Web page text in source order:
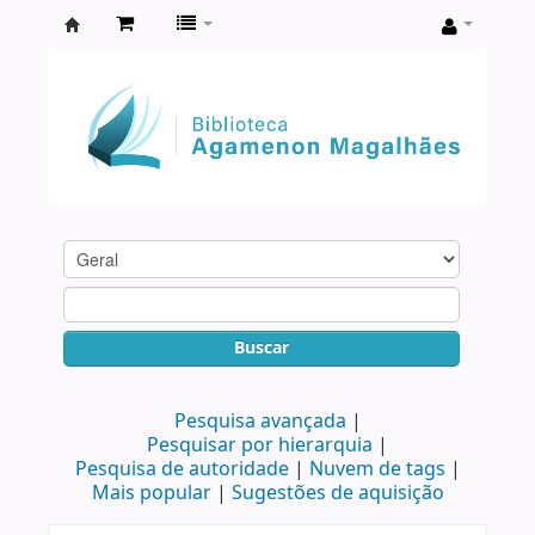
Agamenon
Magalhães
Buscar
Pesquisa avançada
Pesquisar por hierarquia
Pesquisa de autoridade
Nuvem de tags
Mais popular
Sugestões de aquisição